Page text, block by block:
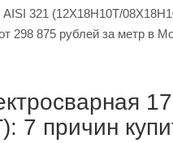
321 (12Х18Н10Т/
по цене от 375 000 рублей за тонну / от 298 875 рублей за
причин